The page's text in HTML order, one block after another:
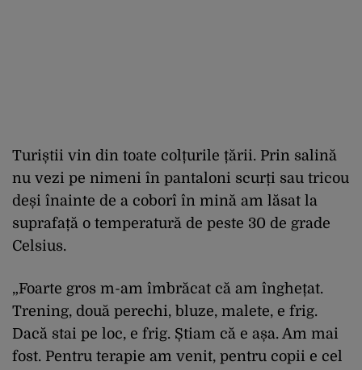
Turiștii vin din toate colțurile țării. Prin salină
nu vezi pe nimeni în pantaloni scurți sau tricou
deși înainte de a coborî în mină am lăsat la
suprafață o temperatură de peste 30 de grade
Celsius.
„Foarte gros m-am îmbrăcat că am înghețat.
Trening, două perechi, bluze, malete, e frig.
Dacă stai pe loc, e frig. Știam că e așa. Am mai
fost. Pentru terapie am venit, pentru copii e cel